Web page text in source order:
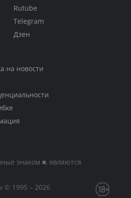
Rutube
Telegram
Дзен
на новости
знаком ■, являются
1995 – 2026